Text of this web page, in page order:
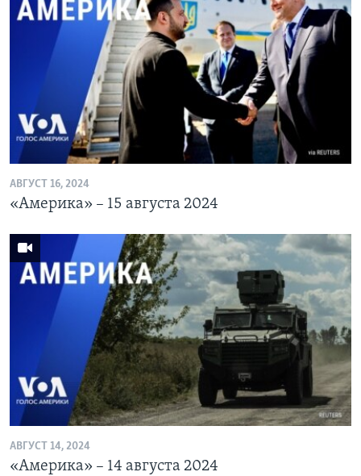
АВГУСТ 16, 2024
«Америка» – 15 августа 2024
АВГУСТ 14, 2024
«Америка» – 14 августа 2024